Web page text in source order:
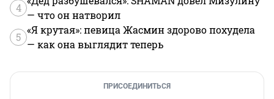
4
— что он натворил
5
«Я крутая»: певица Жасмин здорово похудела
— как она выглядит теперь
ПРИСОЕДИНИТЬСЯ